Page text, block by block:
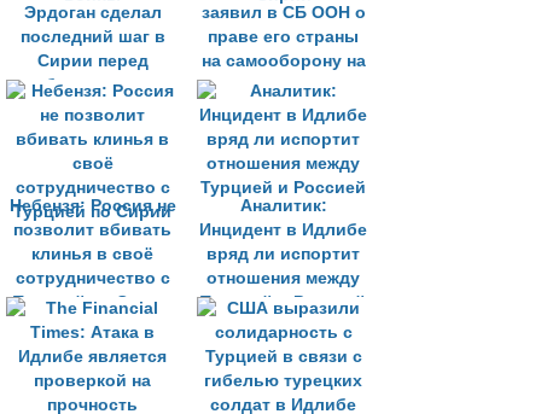
Эрдоган сделал
последний шаг в
Сирии перед
объявлением
войны
заявил в СБ ООН о
праве его страны
на самооборону на
северо-западе
Сирии
Небензя: Россия не
позволит вбивать
клинья в своё
сотрудничество с
Турцией по Сирии
Аналитик:
Инцидент в Идлибе
вряд ли испортит
отношения между
Турцией и Россией